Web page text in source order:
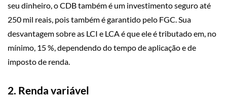
seu dinheiro, o CDB também é um investimento seguro até
250 mil reais, pois também é garantido pelo FGC. Sua
desvantagem sobre as LCI e LCA é que ele é tributado em, no
mínimo, 15 %, dependendo do tempo de aplicação e de
imposto de renda.
2. Renda variável